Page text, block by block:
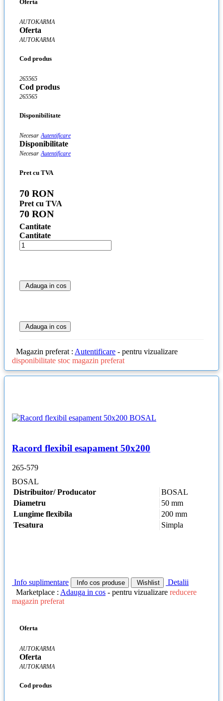
Oferta
AUTOKARMA
Oferta
AUTOKARMA
Cod produs
265565
Cod produs
265565
Disponibilitate
Necesar Autentificare
Disponibilitate
Necesar Autentificare
Pret cu TVA
70 RON
Pret cu TVA
70 RON
Cantitate
Cantitate
Adauga in cos
Adauga in cos
Magazin preferat : Autentificare - pentru vizualizare
disponibilitate stoc magazin preferat
Racord flexibil esapament 50x200
265-579
BOSAL
Distribuitor/ Producator
BOSAL
Diametru
50 mm
Lungime flexibila
200 mm
Tesatura
Simpla
Info suplimentare Info cos produse Wishlist
Detalii
Marketplace : Adauga in cos - pentru vizualizare reducere
magazin preferat
Oferta
AUTOKARMA
Oferta
AUTOKARMA
Cod produs